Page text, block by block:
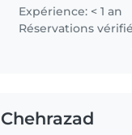
plus, mon expérience
professionnelle dans
Expérience: < 1 an
Réservations
Chehrazad